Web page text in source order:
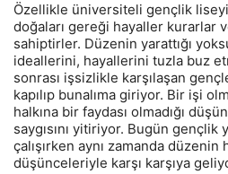
Özellikle üniversiteli gençlik
doğaları gereği hayaller kurarlar
sahiptirler. Düzenin yarattığı
ideallerini, hayallerini tuzla buz
sonrası işsizlikle karşılaşan
kapılıp bunalıma giriyor. Bir işi
halkına bir faydası olmadığı
saygısını yitiriyor. Bugün gençlik
çalışırken aynı zamanda
düşünceleriyle karşı karşıya